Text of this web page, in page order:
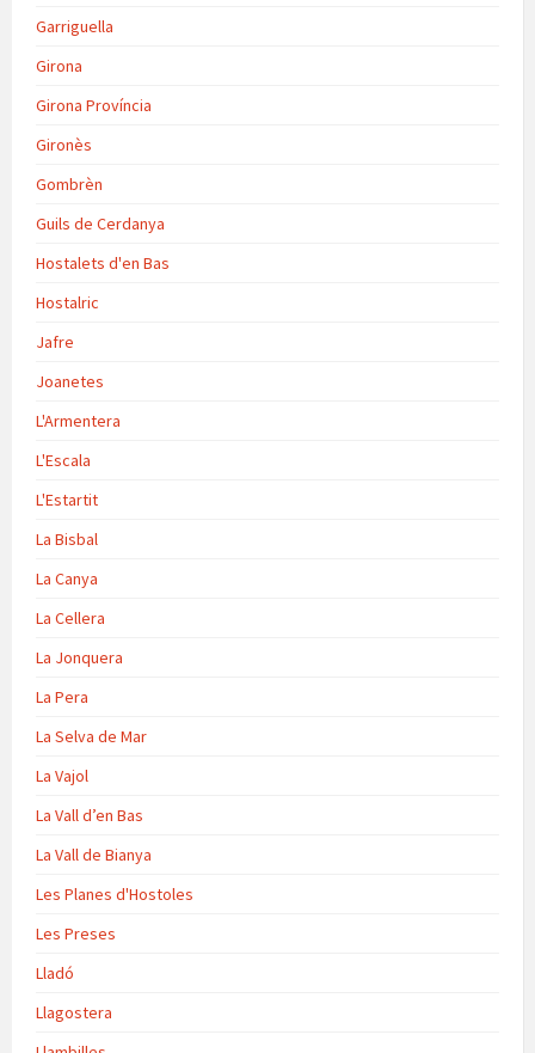
Garriguella
Girona
Girona Província
Gironès
Gombrèn
Guils de Cerdanya
Hostalets d'en Bas
Hostalric
Jafre
Joanetes
L'Armentera
L'Escala
L'Estartit
La Bisbal
La Canya
La Cellera
La Jonquera
La Pera
La Selva de Mar
La Vajol
La Vall d’en Bas
La Vall de Bianya
Les Planes d'Hostoles
Les Preses
Lladó
Llagostera